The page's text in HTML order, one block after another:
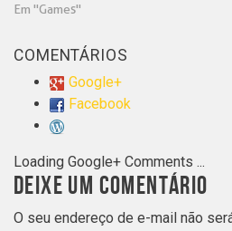
Em "Games"
COMENTÁRIOS
Google+
Facebook
Loading Google+ Comments ...
DEIXE UM COMENTÁRIO
O seu endereço de e-mail não